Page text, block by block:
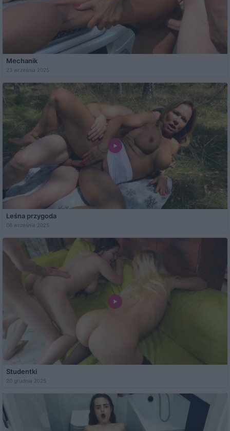
Mechanik
23 września 2025
Leśna przygoda
06 września 2025
Studentki
20 grudnia 2025